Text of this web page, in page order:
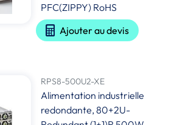
PFC(ZIPPY) RoHS
Ajouter au devis
RPS8-500U2-XE
Alimentation industrielle
redondante, 80+2U-